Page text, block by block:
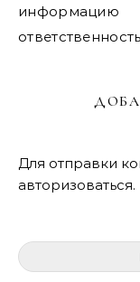
Для отправки
авторизоваться.